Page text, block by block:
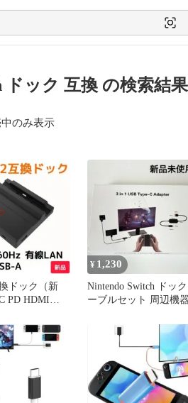
ドック 互換 の検索結果
のみ表示
ドック（新
PD HDMI
¥ 1,230
Nintendo Switch ドッ
ーブルセット 周辺機器